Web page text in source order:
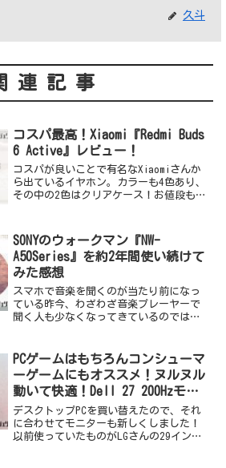
久斗
連記事
コスパ最高！Xiaomi『Redmi Buds
6 Active』レビュー！
コスパが良いことで有名なXiaomiさんか
ら出ているイヤホン。カラーも4色あり、
その中の2色はクリアケース！お値段も安
た！今回はそんな『Redmi Buds 6
Acti...
SONYのウォークマン『NW-
A50Series』を約2年間使い続けて
みた感想
スマホで音楽を聞くのが当たり前になっ
ている昨今、わざわざ音楽プレーヤーで
聞く人も少なくなってきているのではな
聞けなかったりと不便な部分も出てきま
す。特にゲームのサントラ...
PCゲームはもちろんコンシューマ
ーゲームにもオススメ！ヌルヌル
動いて快適！Dell 27 200Hzモニ
ター 『SE2725HG』レビュー！
デスクトップPCを買い替えたので、それ
に合わせてモニターも新しくしました！
以前使っていたものがLGさんの29インチ